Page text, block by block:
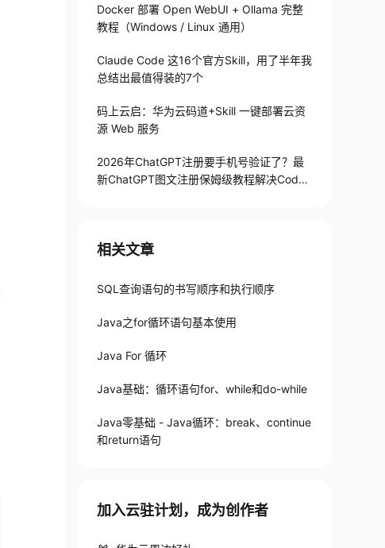
Docker 部署 Open WebUI + Ollama 完整
教程（Windows / Linux 通用）
Claude Code 这16个官方Skill，用了半年我
总结出最值得装的7个
码上云启：华为云码道+Skill 一键部署云资
源 Web 服务
2026年ChatGPT注册要手机号验证了？最
新ChatGPT图文注册保姆级教程解决Codex
相关文章
SQL查询语句的书写顺序和执行顺序
Java之for循环语句基本使用
Java For 循环
Java基础：循环语句for、while和do-while
Java零基础 - Java循环：break、continue
和return语句
加入云驻计划，成为创作者